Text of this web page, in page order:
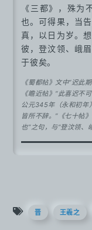
《三都》，殊为
也。可得果，当
真，以日为岁。
彼，登汶领、峨
于彼矣。
《蜀都帖》文中“迟此
《瞻近帖》“此喜迟不
公元345年（永和初年
皆所不辞。”《七十帖
也”之句，与“登汶领、
晋 王羲之